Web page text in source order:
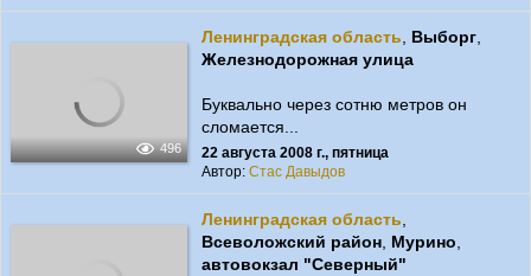
496
Ленинградская область Выборг,
Железнодорожная улица
Буквально через сотню метров он
сломается...
22 августа 2008 г., пятница
Автор: Стас Давыдов
Ленинградская область
Всеволожский район, Мурино
автовокзал "Северный"